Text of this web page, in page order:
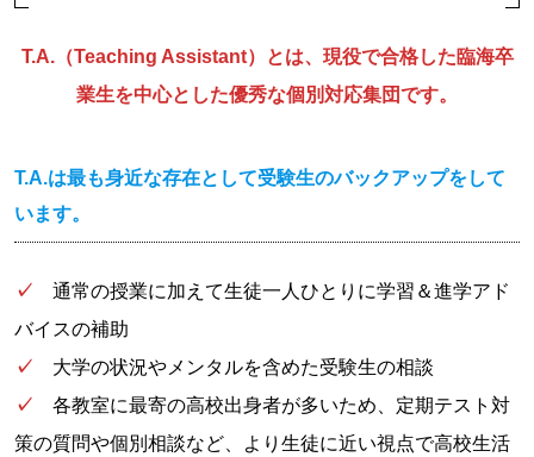
T.A.（Teaching Assistant）とは、現役で合格した臨海卒
業生を中心とした優秀な個別対応集団です。
T.A.は最も身近な存在として受験生のバックアップをして
います。
✓ 通常の授業に加えて生徒一人ひとりに学習＆進学アド
バイスの補助
✓ 大学の状況やメンタルを含めた受験生の相談
✓ 各教室に最寄の高校出身者が多いため、定期テスト対
策の質問や個別相談など、より生徒に近い視点で高校生活